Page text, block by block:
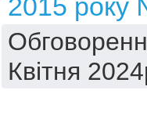
2015 року
Квітня